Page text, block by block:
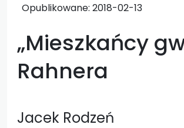
Opublikowane: 2018-02-13
„Mieszkańcy
Rahnera
Jacek Rodzeń